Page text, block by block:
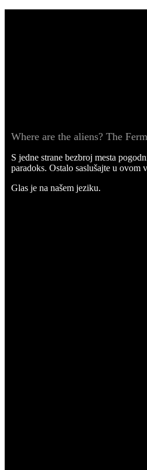
Where are the aliens? The
S jedne strane bezbroj mesta
paradoks. Ostalo saslušajte u ovom
Glas je na našem jeziku.